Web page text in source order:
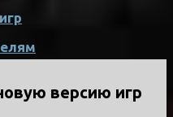
версию игр